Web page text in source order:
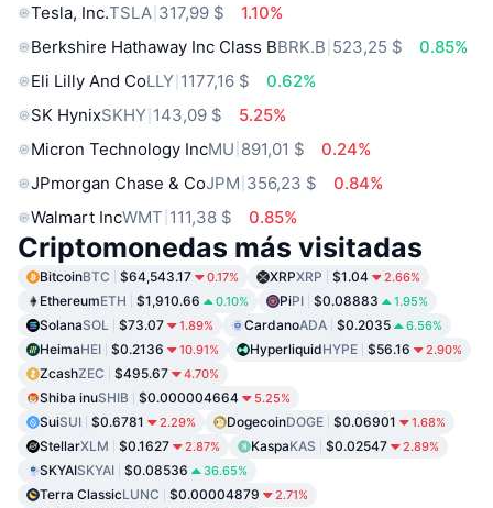
Tesla, Inc.TSLA 317,99 $
1.10%
Berkshire Hathaway Inc Class BBRK.B 523,25 $
0.85%
Eli Lilly And CoLLY 1177,16 $
0.62%
SK HynixSKHY 143,09 $
5.25%
Micron Technology IncMU 891,01 $
0.24%
JPmorgan Chase & CoJPM 356,23 $
0.84%
Walmart IncWMT 111,38 $ 0.85%
Criptomonedas más visitadas
BitcoinBTC $64,543.17 0.17% XRPXRP $1.04 2.66%
EthereumETH $1,910.66 0.10% PiPI $0.08883 1.95%
SolanaSOL $73.07 1.89% CardanoADA $0.2035 6.56%
HeimaHEI $0.2136 10.91% HyperliquidHYPE $56.16 2.90%
ZcashZEC $495.67 4.70%
Shiba inuSHIB $0.000004664 5.25%
SuiSUI $0.6781 2.29% DogecoinDOGE $0.06901 1.68%
StellarXLM $0.1627 2.87% KaspaKAS $0.02547 2.89%
SKYAISKYAI $0.08536 36.65%
Terra ClassicLUNC $0.00004879 2.71%